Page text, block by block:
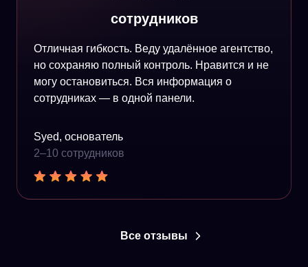
сотрудников
Отличная гибкость. Веду удалённое агентство,
но сохраняю полный контроль. Нравится и не
могу остановиться. Вся информация о
сотрудниках — в одной панели.
Syed, основатель
2–10 сотрудников
Все отзывы